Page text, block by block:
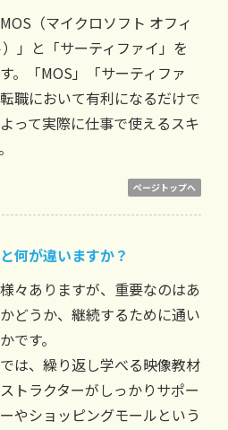
（マイクロソフト オフィ
」と「サーティファイ」を
。「MOS」「サーティファ
職において有利になるだけで
って実際に仕事で使えるスキ
ページトップへ
何が違いますか？
々ありますが、重要なのはあ
どうか、継続するために通い
です。
は、繰り返し学べる映像教材
トラクターがしっかりサポー
やショッピングモールという